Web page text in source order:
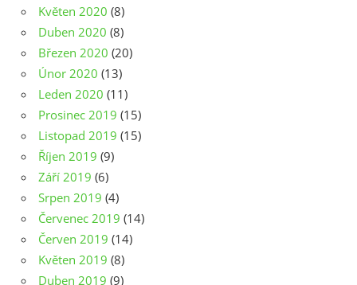
Květen 2020 (8)
Duben 2020 (8)
Březen 2020 (20)
Únor 2020 (13)
Leden 2020 (11)
Prosinec 2019 (15)
Listopad 2019 (15)
Říjen 2019 (9)
Září 2019 (6)
Srpen 2019 (4)
Červenec 2019 (14)
Červen 2019 (14)
Květen 2019 (8)
Duben 2019 (9)